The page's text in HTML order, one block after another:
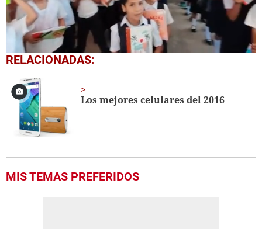
0
seconds
minute,
seconds
RELACIONADAS:
Los mejores celulares del 2016
MIS TEMAS PREFERIDOS